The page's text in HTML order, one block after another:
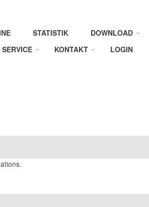
STATISTIK
DOWNLOAD
SERVICE
KONTAKT LOGIN